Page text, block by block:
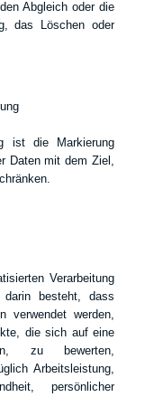
Abgleich oder die
das Löschen oder
ist die Markierung
Daten mit dem Ziel,
Verarbeitung
darin besteht, dass
verwendet werden,
die sich auf eine
zu bewerten,
Arbeitsleistung,
persönlicher